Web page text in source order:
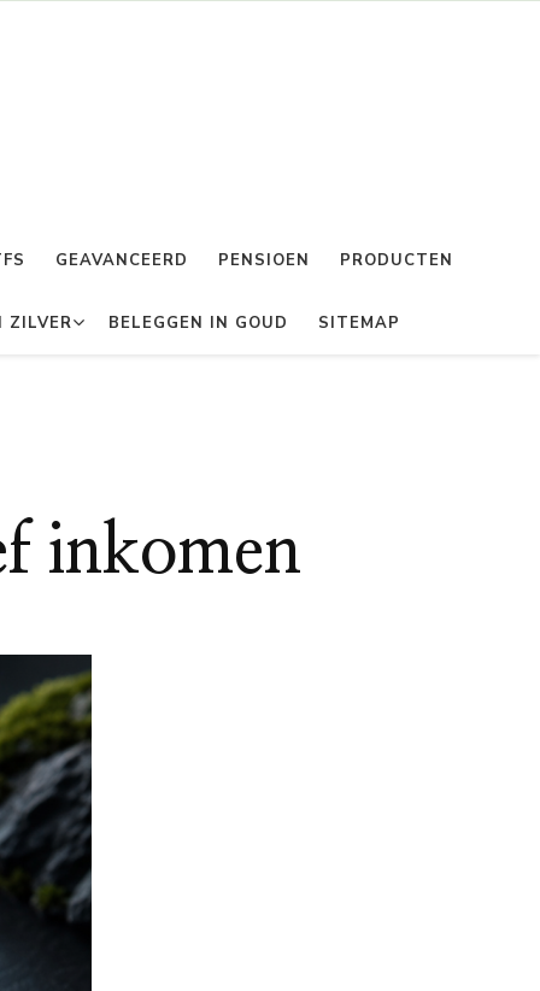
GEAVANCEERD PENSIOEN PRODUCTEN
ZILVER BELEGGEN IN GOUD SITEMAP
inkomen